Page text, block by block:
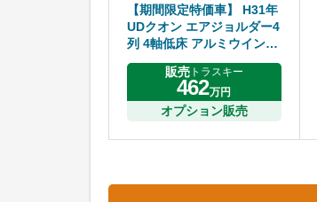
【期間限定特価車】 H31年
UDクオン エアジョルダー4
列 4軸低床 アルミウイング
ハイルーフ リアエアサス
アルミホイール エスコット
販売トラスキー
462万円
オプション販売